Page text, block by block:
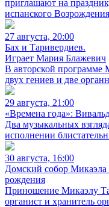
приглашают на
испанского
27 августа, 20:00
Бах и Таривердиев.
Играет Мария Блажевич
В авторской программе
двух гениев и две
29 августа, 21:00
«Времена года»:
Два музыкальных
исполнении
30 августа, 16:00
Домский собор Микаэла
рождения
Приношение Микаэлу
органист и хранитель